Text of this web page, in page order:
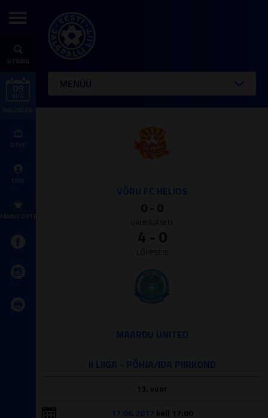
OTSING
OTSE
ERIS
FÄNNITOOTED
MENÜÜ
VÕRU FC HELIOS
0 - 0
VAHEAJASEIS
4 - 0
LÕPPSEIS
MAARDU UNITED
II LIIGA - PÕHJA/IDA PIIRKOND
13. voor
17.06.2017 kell 17:00